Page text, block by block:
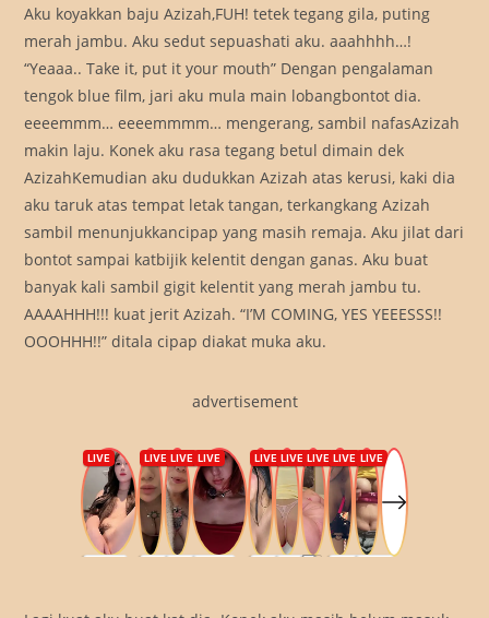
Aku koyakkan baju Azizah,FUH! tetek tegang gila, puting
merah jambu. Aku sedut sepuashati aku. aaahhhh…!
“Yeaaa.. Take it, put it your mouth” Dengan pengalaman
tengok blue film, jari aku mula main lobangbontot dia.
eeeemmm… eeeemmmm… mengerang, sambil nafasAzizah
makin laju. Konek aku rasa tegang betul dimain dek
AzizahKemudian aku dudukkan Azizah atas kerusi, kaki dia
aku taruk atas tempat letak tangan, terkangkang Azizah
sambil menunjukkancipap yang masih remaja. Aku jilat dari
bontot sampai katbijik kelentit dengan ganas. Aku buat
banyak kali sambil gigit kelentit yang merah jambu tu.
AAAAHHH!!! kuat jerit Azizah. “I’M COMING, YES YEEESSS!!
OOOHHH!!” ditala cipap diakat muka aku.
advertisement